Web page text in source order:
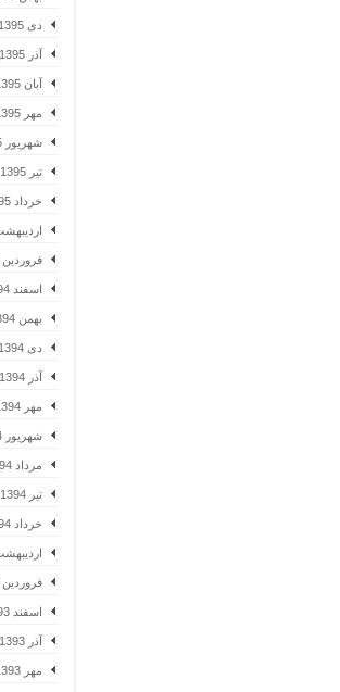
دی 1395 (5)
آذر 1395 (5)
آبان 1395 (2)
مهر 1395 (5)
شهریور 1395 (5)
تیر 1395 (3)
خرداد 1395 (3)
اردیبهشت 1395 (5)
فروردین 1395 (1)
اسفند 1394 (1)
بهمن 1394 (3)
دی 1394 (3)
آذر 1394 (4)
مهر 1394 (3)
شهریور 1394 (3)
مرداد 1394 (1)
تیر 1394 (4)
خرداد 1394 (5)
اردیبهشت 1394 (2)
فروردین 1394 (4)
اسفند 1393 (1)
آذر 1393 (1)
مهر 1393 (1)